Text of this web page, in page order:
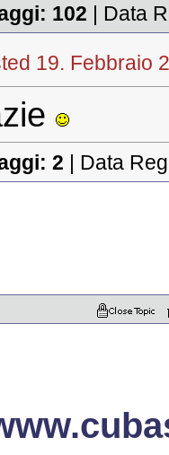
102 | Data
19.
2 | Data